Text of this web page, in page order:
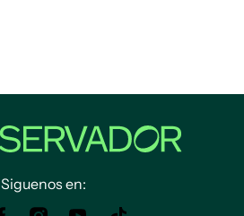
Siguenos en: